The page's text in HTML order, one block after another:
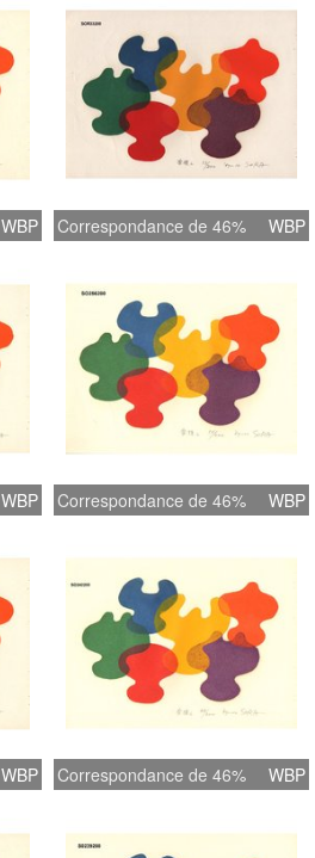
WBP Correspondance de 46% WBP
WBP Correspondance de 46% WBP
WBP Correspondance de 46% WBP